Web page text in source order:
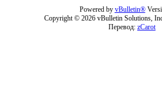
Powered by vBulletin®
Copyright © 2026 vBulletin Solutions,
Перевод: zCarot